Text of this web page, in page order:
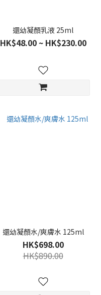
還幼凝顏乳液 25ml
HK$48.00 ~ HK$230.00
還幼凝顏水/爽膚水 125ml
HK$698.00
HK$890.00